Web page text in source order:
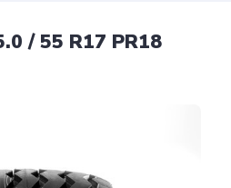
/ 55 R17 PR18